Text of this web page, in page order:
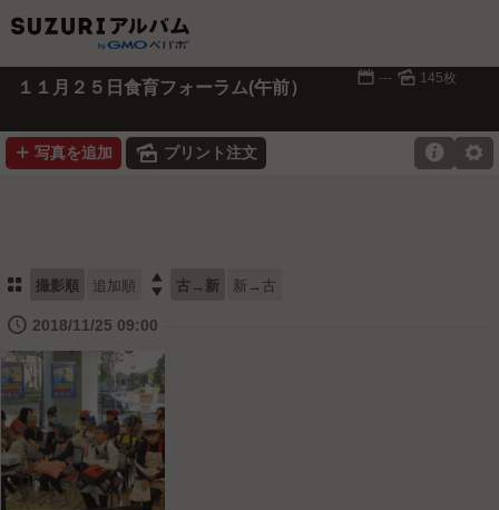
１１月２５日食育フォーラム(午前） 📅 --- 🌄 145枚
➕ 写真を追加 🌄 プリント注文 ⚙

⚏ 撮影順 追加順  古→新 新→古
🕔 2018/11/25 09:00